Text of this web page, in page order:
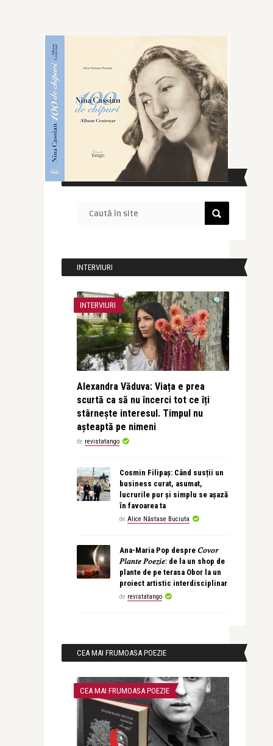
CAUTĂ ÎN SITE
INTERVIURI
INTERVIURI
Alexandra Văduva: Viața e prea
scurtă ca să nu încerci tot ce îți
stârnește interesul. Timpul nu
așteaptă pe nimeni
de revistatango
Cosmin Filipaș: Când susții un
business curat, asumat,
lucrurile pur și simplu se așază
în favoarea ta
de Alice Năstase Buciuta
Ana-Maria Pop despre 𝐶𝑜𝑣𝑜𝑟
𝑃𝑙𝑎𝑛𝑡𝑒 𝑃𝑜𝑒𝑧𝑖𝑒: de la un shop de
plante de pe terasa Obor la un
proiect artistic interdisciplinar
de revistatango
CEA MAI FRUMOASA POEZIE
CEA MAI FRUMOASA POEZIE